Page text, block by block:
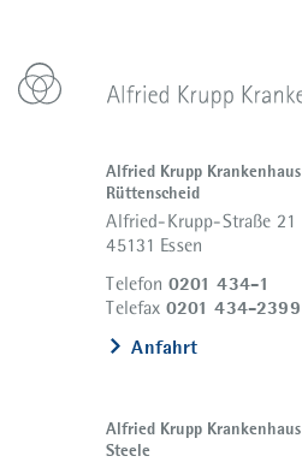
Alfried Krupp Krankenhaus
Rüttenscheid
Alfried-Krupp-Straße 21
45131 Essen
Telefon 0201 434-1
Telefax 0201 434-2399
Anfahrt
Alfried Krupp Krankenhaus
Steele